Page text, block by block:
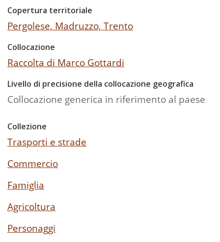
Copertura territoriale
Pergolese, Madruzzo, Trento
Collocazione
Raccolta di Marco Gottardi
Livello di precisione della collocazione geografica
Collocazione generica in riferimento al paese
Collezione
Trasporti e strade
Commercio
Famiglia
Agricoltura
Personaggi